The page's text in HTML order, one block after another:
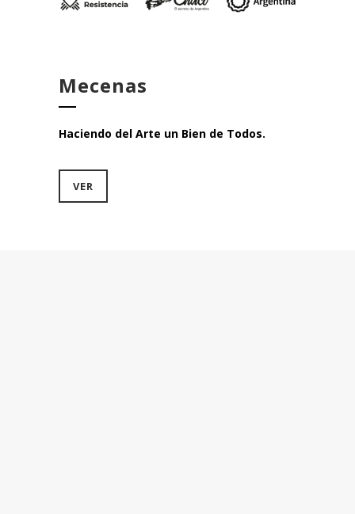
Mecenas
Haciendo del Arte un Bien de Todos.
VER